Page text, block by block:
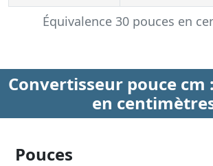
Équivalence 30 pouces en
Convertisseur pouce cm
en
Pouces